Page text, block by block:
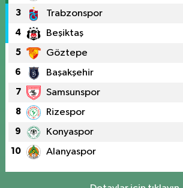
3 Trabzonspor
4 Beşiktaş
5 Göztepe
6 Başakşehir
7 Samsunspor
8 Rizespor
9 Konyaspor
10 Alanyaspor